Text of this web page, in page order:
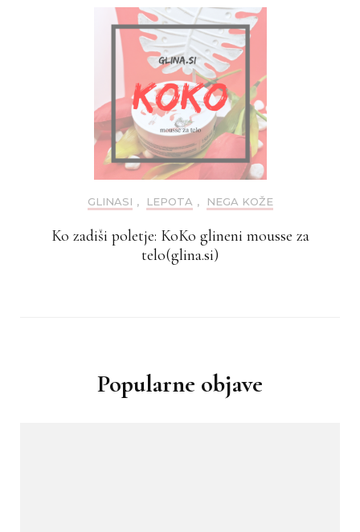
GLINASI , LEPOTA , NEGA KOŽE
Ko zadiši poletje: KoKo glineni mousse za
telo(glina.si)
Popularne objave